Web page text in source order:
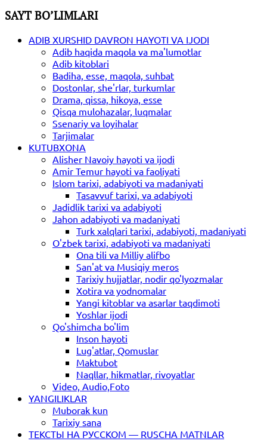
SAYT BO’LIMLARI
ADIB XURSHID DAVRON HAYOTI VA IJODI
Adib haqida maqola va ma'lumotlar
Adib kitoblari
Badiha, esse, maqola, suhbat
Dostonlar, she'rlar, turkumlar
Drama, qissa, hikoya, esse
Qisqa mulohazalar, luqmalar
Ssenariy va loyihalar
Tarjimalar
KUTUBXONA
Alisher Navoiy hayoti va ijodi
Amir Temur hayoti va faoliyati
Islom tarixi, adabiyoti va madaniyati
Tasavvuf tarixi, va adabiyoti
Jadidlik tarixi va adabiyoti
Jahon adabiyoti va madaniyati
Turk xalqlari tarixi, adabiyoti, madaniyati
O'zbek tarixi, adabiyoti va madaniyati
Ona tili va Milliy alifbo
San'at va Musiqiy meros
Tarixiy hujjatlar, nodir qo'lyozmalar
Xotira va yodnomalar
Yangi kitoblar va asarlar taqdimoti
Yoshlar ijodi
Qo'shimcha bo'lim
Inson hayoti
Lug'atlar, Qomuslar
Maktubot
Naqllar, hikmatlar, rivoyatlar
Video, Audio,Foto
YANGILIKLAR
Muborak kun
Tarixiy sana
ТЕКСТЫ НА РУССКОМ — RUSCHA MATNLAR